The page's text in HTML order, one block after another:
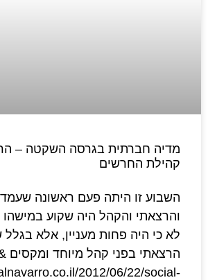
מדיה חברתית בגרסה השקטה –
קהילת החרשים
השבוע זו היתה פעם ראשונה
והרצאתי והקהל היה שקוע
לא כי היה פחות מעניין, אלא
2012/06/22/social-